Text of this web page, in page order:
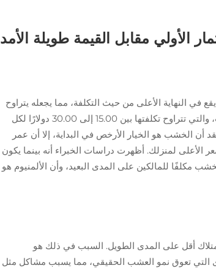
الأولي مقابل القيمة طويلة الأمد
في النهاية الأعلى من حيث التكلفة، مما يجعله يتراوح
بين 25 إلى 40 دولارًا لكل قدم خطي. هذا أعلى من أسوار الخشب، والتي تتراوح تكلفتها بين 15.00 إلى 30.00 دولارًا لكل
الخشب هو الخيار الأرخص في البداية، إلا أن عمر
الأعلى لمنزلك. أظهرت دراسات الخبراء أنه بينما يكون
مكلفًا للمالكين على المدى البعيد، وأن الألمنيوم هو
أقل على المدى الطويل. السبب في ذلك هو
التي تعوق نمو العشب الحقيقي، مما يسبب مشاكل مثل